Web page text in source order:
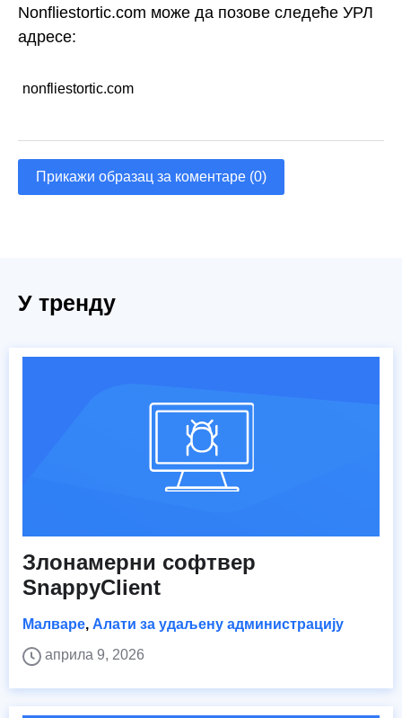
Nonfliestortic.com може да позове следеће УРЛ
адресе:
nonfliestortic.com
Прикажи образац за коментаре (0)
У тренду
Злонамерни софтвер
SnappyClient
Малваре, Алати за удаљену администрацију
априла 9, 2026